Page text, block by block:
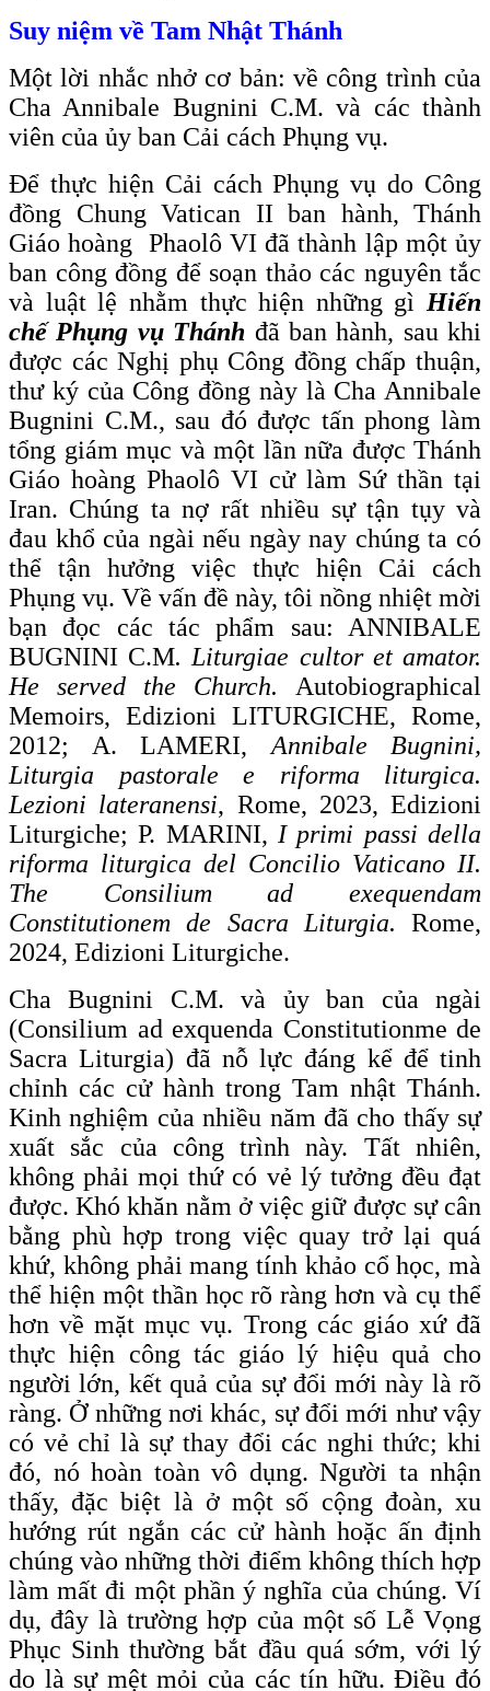
Suy niệm về Tam Nhật Thánh
Một lời nhắc nhở cơ bản: về công trình của
Cha Annibale Bugnini C.M. và các thành
viên của ủy ban Cải cách Phụng vụ.
Để thực hiện Cải cách Phụng vụ do Công
đồng Chung Vatican II ban hành, Thánh
Giáo hoàng Phaolô VI đã thành lập một ủy
ban công đồng để soạn thảo các nguyên tắc
và luật lệ nhằm thực hiện những gì Hiến
chế Phụng vụ Thánh đã ban hành, sau khi
được các Nghị phụ Công đồng chấp thuận,
thư ký của Công đồng này là Cha Annibale
Bugnini C.M., sau đó được tấn phong làm
tổng giám mục và một lần nữa được Thánh
Giáo hoàng Phaolô VI cử làm Sứ thần tại
Iran. Chúng ta nợ rất nhiều sự tận tụy và
đau khổ của ngài nếu ngày nay chúng ta có
thể tận hưởng việc thực hiện Cải cách
Phụng vụ. Về vấn đề này, tôi nồng nhiệt mời
bạn đọc các tác phẩm sau: ANNIBALE
BUGNINI C.M. Liturgiae cultor et amator.
He served the Church. Autobiographical
Memoirs, Edizioni LITURGICHE, Rome,
2012; A. LAMERI, Annibale Bugnini,
Liturgia pastorale e riforma liturgica.
Lezioni lateranensi, Rome, 2023, Edizioni
Liturgiche; P. MARINI, I primi passi della
riforma liturgica del Concilio Vaticano II.
The Consilium ad exequendam
Constitutionem de Sacra Liturgia. Rome,
2024, Edizioni Liturgiche.
Cha Bugnini C.M. và ủy ban của ngài
(Consilium ad exquenda Constitutionme de
Sacra Liturgia) đã nỗ lực đáng kể để tinh
chỉnh các cử hành trong Tam nhật Thánh.
Kinh nghiệm của nhiều năm đã cho thấy sự
xuất sắc của công trình này. Tất nhiên,
không phải mọi thứ có vẻ lý tưởng đều đạt
được. Khó khăn nằm ở việc giữ được sự cân
bằng phù hợp trong việc quay trở lại quá
khứ, không phải mang tính khảo cổ học, mà
thể hiện một thần học rõ ràng hơn và cụ thể
hơn về mặt mục vụ. Trong các giáo xứ đã
thực hiện công tác giáo lý hiệu quả cho
người lớn, kết quả của sự đổi mới này là rõ
ràng. Ở những nơi khác, sự đổi mới như vậy
có vẻ chỉ là sự thay đổi các nghi thức; khi
đó, nó hoàn toàn vô dụng. Người ta nhận
thấy, đặc biệt là ở một số cộng đoàn, xu
hướng rút ngắn các cử hành hoặc ấn định
chúng vào những thời điểm không thích hợp
làm mất đi một phần ý nghĩa của chúng. Ví
dụ, đây là trường hợp của một số Lễ Vọng
Phục Sinh thường bắt đầu quá sớm, với lý
do là sự mệt mỏi của các tín hữu. Điều đó